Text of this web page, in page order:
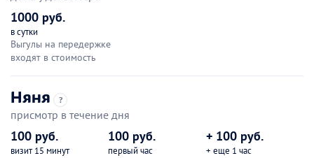
1000 руб.
в сутки
Выгулы на передержке
входят в стоимость
Няня ?
присмотр в течение дня
100 руб.
визит 15 минут
100 руб.
первый час
+ 100 руб.
+ еще 1 час